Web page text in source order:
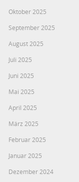
Oktober 2025
September 2025
August 2025
Juli 2025
Juni 2025
Mai 2025
April 2025
März 2025
Februar 2025
Januar 2025
Dezember 2024